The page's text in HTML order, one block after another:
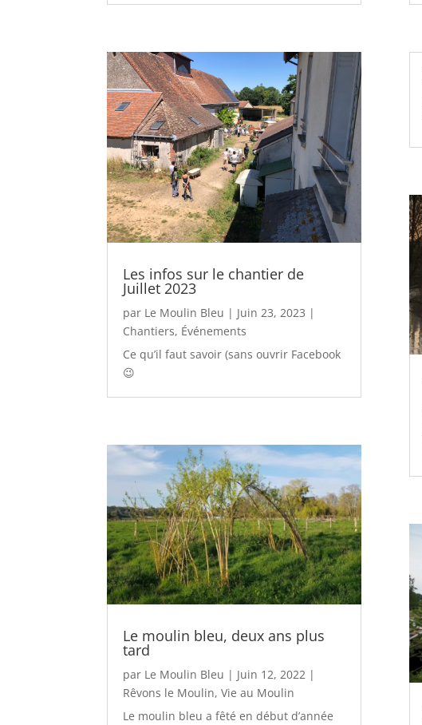
Les infos sur le chantier de
Juillet 2023
par Le Moulin Bleu | Juin 23, 2023 |
Chantiers, Événements
Ce qu’il faut savoir (sans ouvrir Facebook
😉
Le moulin bleu, deux ans plus
tard
par Le Moulin Bleu | Juin 12, 2022 |
Rêvons le Moulin,Vie au Moulin
Le moulin bleu a fêté en début d’année